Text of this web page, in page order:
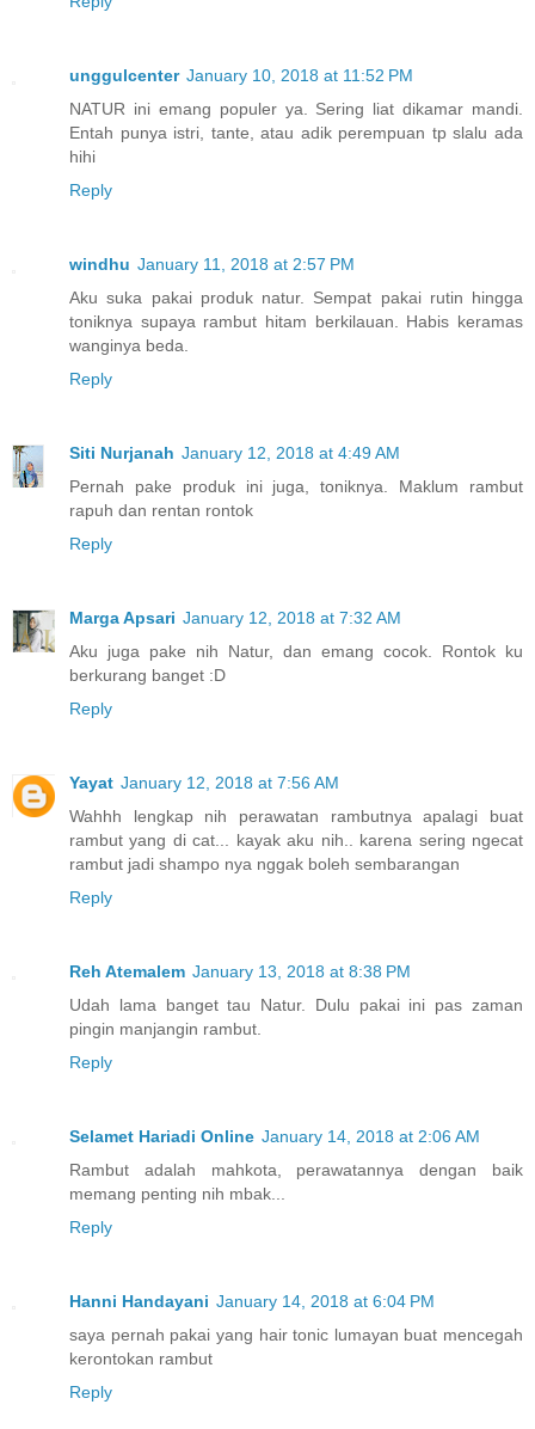
unggulcenter January 10, 2018 at 11:52 PM
NATUR ini emang populer ya. Sering liat dikamar mandi.
Entah punya istri, tante, atau adik perempuan tp slalu ada
hihi
Reply
windhu January 11, 2018 at 2:57 PM
Aku suka pakai produk natur. Sempat pakai rutin hingga
toniknya supaya rambut hitam berkilauan. Habis keramas
wanginya beda.
Reply
Siti Nurjanah January 12, 2018 at 4:49 AM
Pernah pake produk ini juga, toniknya. Maklum rambut
rapuh dan rentan rontok
Reply
Marga Apsari January 12, 2018 at 7:32 AM
Aku juga pake nih Natur, dan emang cocok. Rontok ku
berkurang banget :D
Reply
Yayat January 12, 2018 at 7:56 AM
Wahhh lengkap nih perawatan rambutnya apalagi buat
rambut yang di cat... kayak aku nih.. karena sering ngecat
rambut jadi shampo nya nggak boleh sembarangan
Reply
Reh Atemalem January 13, 2018 at 8:38 PM
Udah lama banget tau Natur. Dulu pakai ini pas zaman
pingin manjangin rambut.
Reply
Selamet Hariadi Online January 14, 2018 at 2:06 AM
Rambut adalah mahkota, perawatannya dengan baik
memang penting nih mbak...
Reply
Hanni Handayani January 14, 2018 at 6:04 PM
saya pernah pakai yang hair tonic lumayan buat mencegah
kerontokan rambut
Reply